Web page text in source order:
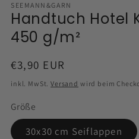
SEEMANN&GARN
Handtuch Hotel
450 g/m²
Normaler
Preis
€3,90 EUR
inkl. MwSt.Versand wird beim
Größe
30x30 cm Seiflappen